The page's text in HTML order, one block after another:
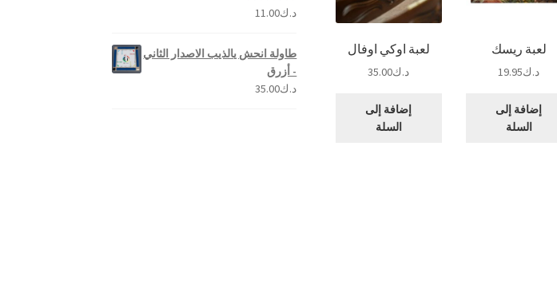
لعبة ريسك
د.ك19.95
إضافة إلى
السلة
لعبة اوكي اوفال
د.ك35.00
إضافة إلى
السلة
تم التقييم
د.ك11.00
طاولة انحش يالذيب الاصدار الثاني
- أزرق
د.ك35.00